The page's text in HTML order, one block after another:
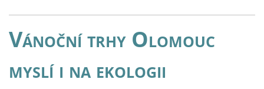
Vánoční trhy Olomouc
myslí i na ekologii